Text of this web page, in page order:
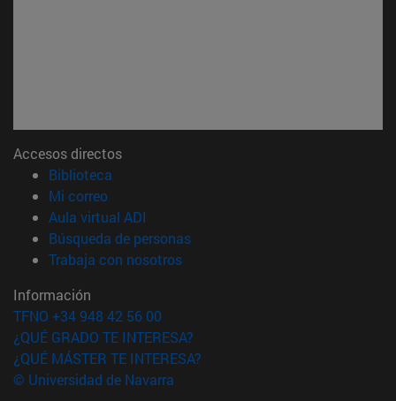
Accesos directos
Biblioteca
Mi correo(abre en nueva ventana)
Aula virtual ADI
Búsqueda de personas(abre en nueva ventana)
Trabaja con nosotros(abre en nueva ventana)
Información
TFNO +34 948 42 56 00
¿QUÉ GRADO TE INTERESA?
¿QUÉ MÁSTER TE INTERESA?
© Universidad de Navarra